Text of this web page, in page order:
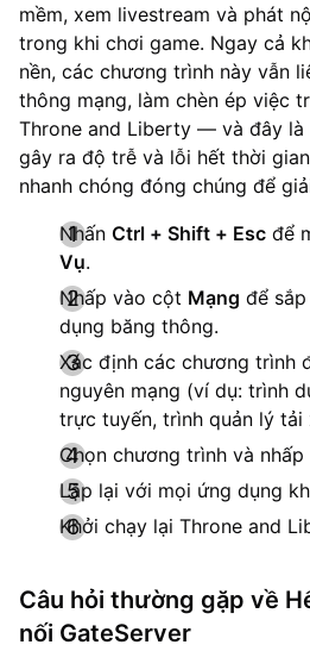
mềm, xem livestream và phát
trong khi chơi game. Ngay cả
nền, các chương trình này vẫn
thông mạng, làm chèn ép việc
Throne and Liberty — và đây là
gây ra độ trễ và lỗi hết thời
nhanh chóng đóng chúng để
Nhấn Ctrl + Shift + Esc để
Vụ.
Nhấp vào cột Mạng để
dụng băng thông.
Xác định các chương trình
nguyên mạng (ví dụ: trình
trực tuyến, trình quản lý tải
Chọn chương trình và nhấp
Lặp lại với mọi ứng dụng
Khởi chạy lại Throne and
Câu hỏi thường gặp về
nối GateServer